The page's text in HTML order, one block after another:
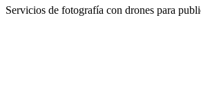
Servicios de fotografía con drones para